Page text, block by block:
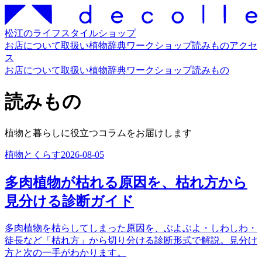
松江のライフスタイルショップ
お店について取扱い植物辞典ワークショップ読みものアクセ
ス
お店について取扱い植物辞典ワークショップ読みもの
読みもの
植物と暮らしに役立つコラムをお届けします
植物とくらす2026-08-05
多肉植物が枯れる原因を、枯れ方から
見分ける診断ガイド
多肉植物を枯らしてしまった原因を、ぶよぶよ・しわしわ・
徒長など「枯れ方」から切り分ける診断形式で解説。見分け
方と次の一手がわかります。